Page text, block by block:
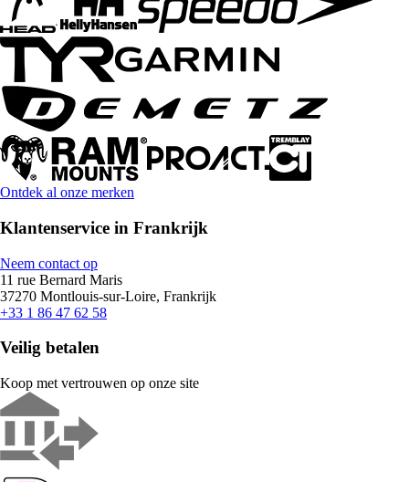
Ontdek al onze merken
Klantenservice in Frankrijk
Neem contact op
11 rue Bernard Maris
37270 Montlouis-sur-Loire, Frankrijk
+33 1 86 47 62 58
Veilig betalen
Koop met vertrouwen op onze site